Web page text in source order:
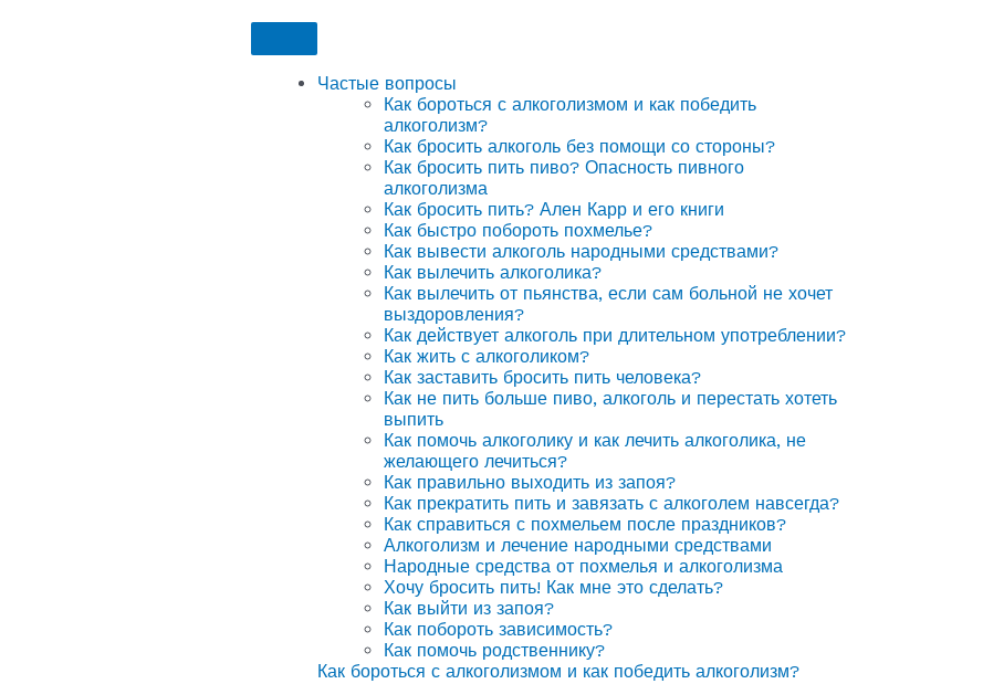
Частые вопросы
Как бороться с алкоголизмом и как победить
алкоголизм?
Как бросить алкоголь без помощи со стороны?
Как бросить пить пиво? Опасность пивного
алкоголизма
Как бросить пить? Ален Карр и его книги
Как быстро побороть похмелье?
Как вывести алкоголь народными средствами?
Как вылечить алкоголика?
Как вылечить от пьянства, если сам больной не хочет
выздоровления?
Как действует алкоголь при длительном употреблении?
Как жить с алкоголиком?
Как заставить бросить пить человека?
Как не пить больше пиво, алкоголь и перестать хотеть
выпить
Как помочь алкоголику и как лечить алкоголика, не
желающего лечиться?
Как правильно выходить из запоя?
Как прекратить пить и завязать с алкоголем навсегда?
Как справиться с похмельем после праздников?
Алкоголизм и лечение народными средствами
Народные средства от похмелья и алкоголизма
Хочу бросить пить! Как мне это сделать?
Как выйти из запоя?
Как побороть зависимость?
Как помочь родственнику?
Как бороться с алкоголизмом и как победить алкоголизм?